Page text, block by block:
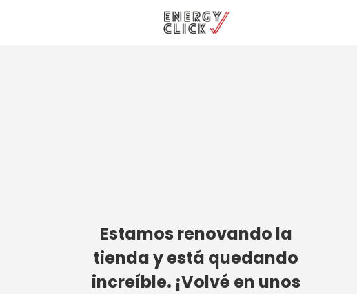
Estamos renovando la
tienda y está quedando
increíble. ¡Volvé en unos